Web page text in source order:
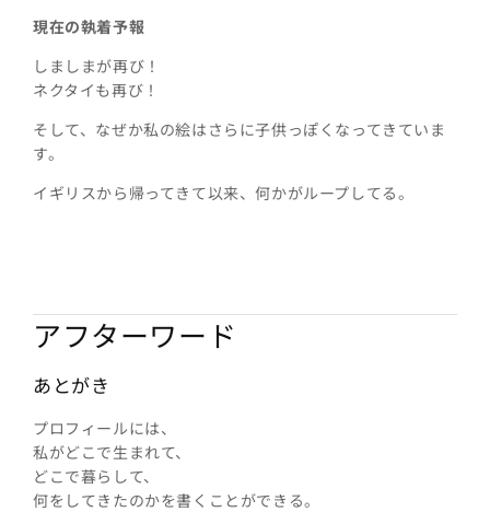
現在の執着予報
しましまが再び！
ネクタイも再び！
そして、なぜか私の絵はさらに子供っぽくなってきていま
す。
イギリスから帰ってきて以来、何かがループしてる。
アフターワード
あとがき
プロフィールには、
私がどこで生まれて、
どこで暮らして、
何をしてきたのかを書くことができる。